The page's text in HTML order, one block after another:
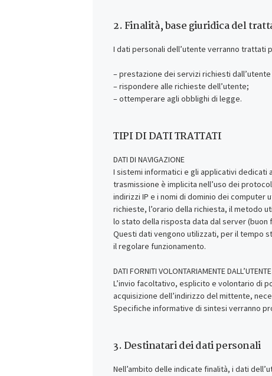
2. Finalità, base giuridica del
I dati personali dell’utente verranno trattati
– prestazione dei servizi richiesti
– rispondere alle richieste dell’utente;
– ottemperare agli obblighi di legge.
TIPI DI DATI TRATTATI
DATI DI NAVIGAZIONE
I sistemi informatici e gli applicativi dedicati
trasmissione è implicita nell’uso dei
indirizzi IP e i nomi di dominio dei computer
richieste, l’orario della richiesta, il metodo
lo stato della risposta data dal server (buon
Questi dati vengono utilizzati, per il tempo
il regolare funzionamento.
DATI FORNITI VOLONTARIAMENTE DALL’UTENTE
L’invio facoltativo, esplicito e volontario di
acquisizione dell’indirizzo del mittente,
Specifiche informative di sintesi verranno
3. Destinatari dei dati personali
Nell’ambito delle indicate finalità, i dati